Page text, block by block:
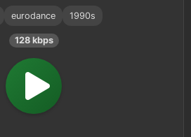
eurodance 1990s
128 kbps